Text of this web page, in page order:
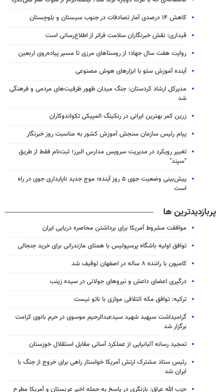
کاهش ۱۴ درصدی آمار تصادفات در جنوب سیستان و بلوچستان
قیداری: نقش خبرنگاران سلامت فراتر از اطلاع‌رسانی است
روایت هفت سال جهاد؛ از روستاهای مرزی تا مسیر پیاده‌روی اربعین
آینده آموزش سئو با ابزارهای هوش مصنوعی
مدیرکل ارشاد کردستان: جنگ میدان ظهور ظرفیت‌های مردمی و فرهنگی
شد
زرین کمر بهترین ایرانی در رنکینگ المپیکی تکواندوکاران
پیام رئیس سازمان سنجش آموزش کشور به مناسبت روز خبرنگار
تغییر رویکرد در مدیریت سرویس مدارس البرز؛ ثبت‌نام‌ فقط از طریق
"سپند"
پیش‌بینی وضعیت جوی ۵ روز آینده؛ موج جدید ناپایداری جوی در راه
است
پربازدیدترین ها
موافقت مشروط آمریکا برای برداشتن محاصره دریایی ایران
توافق اولیه باشگاه پرسپولیس با همتای مازندرانی برای خرید جنجالی
کامیون با راننده ۸ ساله در اصفهان توقیف شد
درگیری اعضای داعش و نیروهای جولانی در سیده زینب
ترکیه: توافق مکه ائتلافی موازی با ناتو نیست
گرامیداشت سپهبد شهید سیدعبدالرحیم موسوی در حرم بانوی کرامت
برگزار شد
تمجید رسانه آلبانیایی از عملکرد آسانی مقابل استقلال خوزستان
رئیس ستاد مشترک ارتش آمریکا خواستار راهی برای خروج از جنگ با
ایران شد
حزب الله عراق: بازنگری در پاسخ به حمله اخیر عربستان و آمریکا مطرح